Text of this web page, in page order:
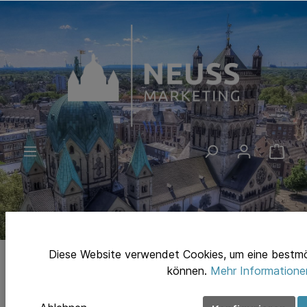
Diese Website verwendet Cookies, um eine
können. Mehr